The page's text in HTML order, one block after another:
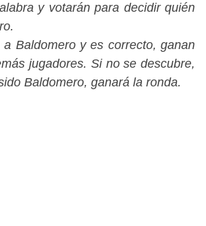
y votarán para decidir quién
Baldomero y es correcto, ganan
jugadores. Si no se descubre,
Baldomero, ganará la ronda.